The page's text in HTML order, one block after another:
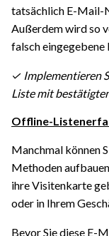
tatsächlich E-Mail-
Außerdem wird so
falsch eingegebene
✓ Implementieren
Liste mit
Offline-
Manchmal können
Methoden
ihre Visitenkarte
oder in Ihrem
Bevor Sie diese E-